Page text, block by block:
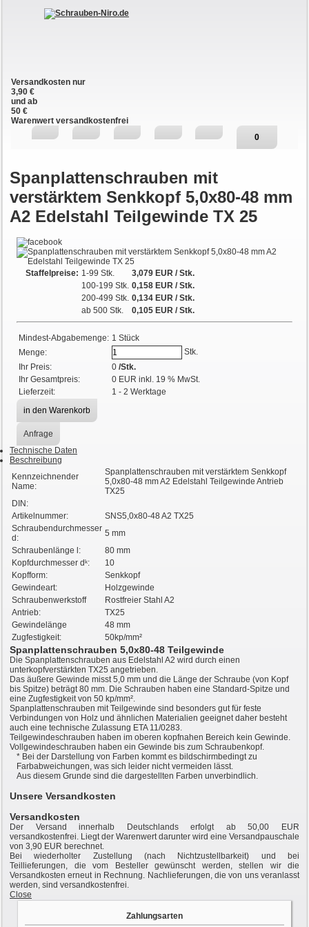
Versandkosten nur
3,90 €
und ab
50 €
Warenwert versandkostenfrei
0
Spanplattenschrauben mit
verstärktem Senkkopf 5,0x80-48 mm
A2 Edelstahl Teilgewinde TX 25
Staffelpreise: 1-99 Stk. 3,079 EUR / Stk.
100-199 Stk. 0,158 EUR / Stk.
200-499 Stk. 0,134 EUR / Stk.
ab 500 Stk.
0,105 EUR / Stk.
Mindest-Abgabemenge: 1 Stück
Menge:
Stk.
Ihr Preis:
0 /Stk.
Ihr Gesamtpreis:
0 EUR inkl. 19 % MwSt.
Lieferzeit:
1 - 2 Werktage
Anfrage
Technische Daten
Beschreibung
Kennzeichnender
Name:
Spanplattenschrauben mit verstärktem Senkkopf
5,0x80-48 mm A2 Edelstahl Teilgewinde Antrieb
TX25
DIN:
Artikelnummer:
SNS5,0x80-48 A2 TX25
Schraubendurchmesser
d:
5 mm
Schraubenlänge l:
80 mm
Kopfdurchmesser dᵏ:
10
Kopfform:
Senkkopf
Gewindeart:
Holzgewinde
Schraubenwerkstoff
Rostfreier Stahl A2
Antrieb:
TX25
Gewindelänge
48 mm
Zugfestigkeit:
50kp/mm²
Spanplattenschrauben 5,0x80-48 Teilgewinde
Die Spanplattenschrauben aus Edelstahl A2 wird durch einen
unterkopfverstärkten TX25 angetrieben.
Das äußere Gewinde misst 5,0 mm und die Länge der Schraube (von Kopf
bis Spitze) beträgt 80 mm. Die Schrauben haben eine Standard-Spitze und
eine Zugfestigkeit von 50 kp/mm².
Spanplattenschrauben mit Teilgewinde sind besonders gut für feste
Verbindungen von Holz und ähnlichen Materialien geeignet daher besteht
auch eine technische Zulassung ETA 11/0283.
Teilgewindeschrauben haben im oberen kopfnahen Bereich kein Gewinde.
Vollgewindeschrauben haben ein Gewinde bis zum Schraubenkopf.
* Bei der Darstellung von Farben kommt es bildschirmbedingt zu
Farbabweichungen, was sich leider nicht vermeiden lässt.
Aus diesem Grunde sind die dargestellten Farben unverbindlich.
Unsere Versandkosten
Versandkosten
Der Versand innerhalb Deutschlands erfolgt ab 50,00 EUR
versandkostenfrei. Liegt der Warenwert darunter wird eine Versandpauschale
von 3,90 EUR berechnet.
Bei wiederholter Zustellung (nach Nichtzustellbarkeit) und bei
Teillieferungen, die vom Besteller gewünscht werden, stellen wir die
Versandkosten erneut in Rechnung. Nachlieferungen, die von uns veranlasst
werden, sind versandkostenfrei.
Close
Zahlungsarten